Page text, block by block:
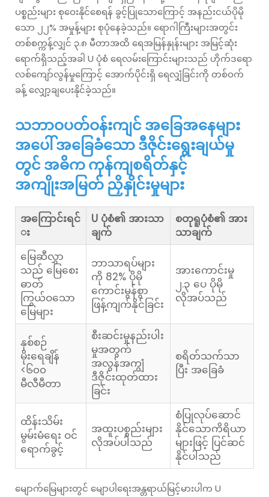
ပစ္စည်းများ စုဝေးနိုင်စေရန် ခွင့်ပြုသောကြောင့် အနည်းငယ်ပိုမို
သော ၂၂% အမှုန့်များ စုပုံနေခဲ့သည်။ ရောဂါကြီးများအတွင်း
တစ်စက္ကန့်လျှင် ၃.၈ မီတာအထိ ရေအမြန်နှုန်းများ အမြင့်ဆုံး
ရောက်ရှိသည့်အခါ U ပုံစံ ရေလမ်းကြောင်းများသည် ဟိုက်ဒရော
လစ်ကျော်လွန်မှုကြောင့် အောက်ပိုင်းရှိ ရေလျှံခြင်းကို တစ်ဝက်
ခန့် လျှော့ချပေးနိုင်ခဲ့သည်။
သဘာဝပတ်ဝန်းကျင် အခြေအနေများ
အပေါ် အခြေခံသော ဒီဇိုင်းရွေးချယ်မှု
တွင် အဓိက ကုန်ကျစရိတ်နှင့်
အကျိုးအမြတ် ညှိနှိုင်းမှုများ
အကြောင်းရင်
း
U ပုံစံ၏ အားသာ
ချက်
စတုရူပုံစံ၏ အား
သာချက်
မြေဆီလွှာ
သည် မြေစေး
ဓာတ်
ကြွယ်ဝသော
မြေများ
ဘာသာရပ်များ
ကို 82% ပိုမို
ကောင်းမွန်စွာ
ဖြန့်ကျက်နိုင်ခြင်း
အားကောင်းမှု
၂.၃ ပေ ပိုမို
လိုအပ်သည်
နှစ်စဉ်
မိုးရေချိန်
<၆၀၀
မီလီမီတာ
စီးဆင်းမှုနည်းပါး
မှုအတွက်
အလွန်အကျွံ
ဒီဇိုင်းထုတ်ထား
ခြင်း
စရိတ်သက်သာ
ပြီး အခြေခံ
ထိန်းသိမ်း
မွမ်းမံရေး ဝင်
ရောက်ခွင့်
အထူးပစ္စည်းများ
လိုအပ်ပါသည်
စံပြုလုပ်ဆောင်
နိုင်သောကိရိယာ
များဖြင့် ပြင်ဆင်
နိုင်ပါသည်
မျောက်မြေများတွင် မျောပါရေးအန္တရာယ်မြင့်မားပါက U